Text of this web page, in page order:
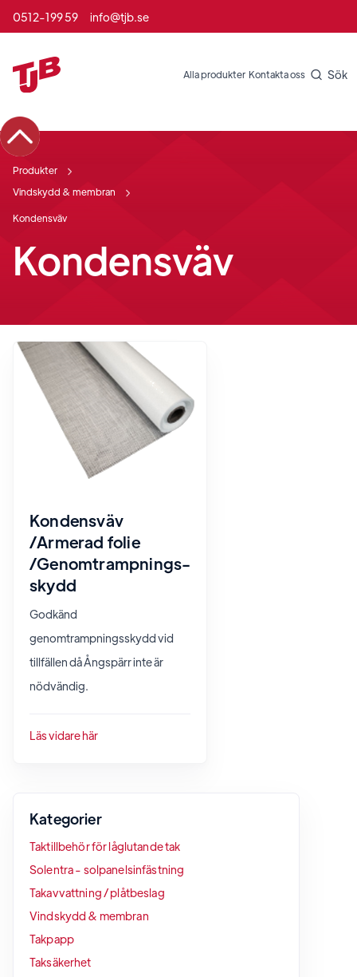
0512-199 59 info@tjb.se
Alla produkter Kontakta oss Sök
Produkter
Vindskydd & membran
Kondensväv
Kondensväv
Kondensväv
/Armerad folie
/Genomtrampnings-
skydd
Godkänd
genomtrampningsskydd vid
tillfällen då Ångspärr inte är
nödvändig.
Läs vidare här
Kategorier
Taktillbehör för låglutande tak
Solentra - solpanelsinfästning
Takavvattning / plåtbeslag
Vindskydd & membran
Takpapp
Taksäkerhet